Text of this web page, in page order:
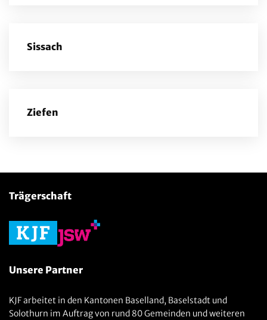
Sissach
Ziefen
Trägerschaft
Unsere Partner
KJF arbeitet in den Kantonen Baselland, Baselstadt und
Solothurn im Auftrag von rund 80 Gemeinden und weiteren